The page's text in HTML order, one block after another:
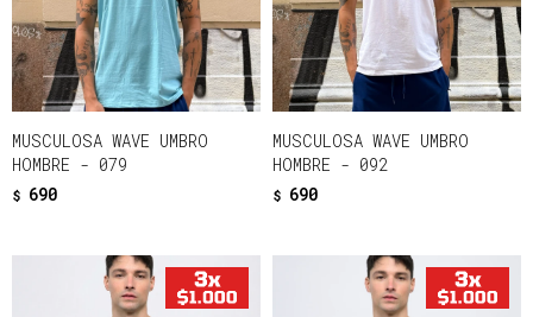
MUSCULOSA WAVE UMBRO
HOMBRE - 079
$ 690
MUSCULOSA WAVE UMBRO
HOMBRE - 092
$ 690